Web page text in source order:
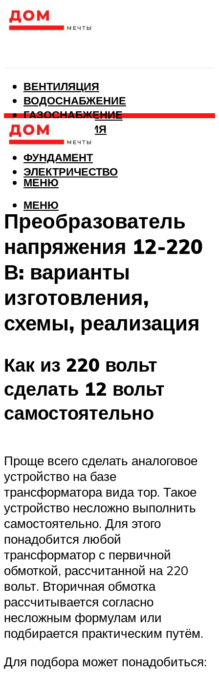
ВЕНТИЛЯЦИЯ
ВОДОСНАБЖЕНИЕ
ГАЗОСНАБЖЕНИЕ
КАНАЛИЗАЦИЯ
ОТОПЛЕНИЕ
ФУНДАМЕНТ
ЭЛЕКТРИЧЕСТВО
МЕНЮ
МЕНЮ
Преобразователь
напряжения 12-220
В: варианты
изготовления,
схемы, реализация
Как из 220 вольт
сделать 12 вольт
самостоятельно
Проще всего сделать аналоговое
устройство на базе
трансформатора вида тор. Такое
устройство несложно выполнить
самостоятельно. Для этого
понадобится любой
трансформатор с первичной
обмоткой, рассчитанной на 220
вольт. Вторичная обмотка
рассчитывается согласно
несложным формулам или
подбирается практическим путём.
Для подбора может понадобиться: